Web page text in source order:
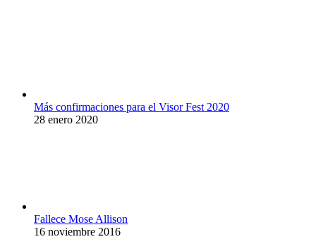
Más confirmaciones para el Visor Fest 2020
28 enero 2020
Fallece Mose Allison
16 noviembre 2016